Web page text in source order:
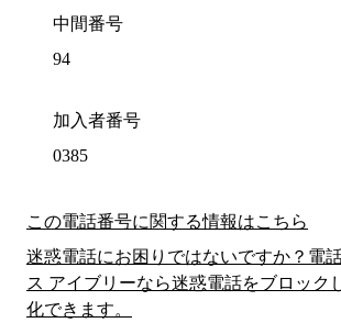
中間番号
94
加入者番号
0385
この電話番号に関する情報はこちら
迷惑電話にお困りではないですか？電
ス アイブリーなら迷惑電話をブロック
化できます。